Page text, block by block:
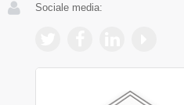
Sociale media: